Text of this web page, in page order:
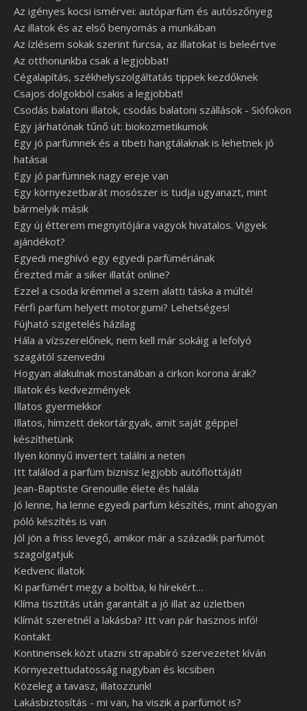
Az igényes kocsi ismérvei: autóparfüm és autószőnyeg
Az illatok és az első benyomás a munkában
Az ízlésem sokak szerint furcsa, az illatokat is beleértve
Az otthonunkba csak a legjobbat!
Cégalapítás, székhelyszolgáltatás tippek kezdőknek
Csajos dolgokból csakis a legjobbat!
Csodás balatoni illatok, csodás balatoni szállások - Siófokon
Egy járhatónak tűnő út: biokozmetikumok
Egy jó parfümnek és a tibeti hangtálaknak is lehetnek jó
hatásai
Egy jó parfümnek nagy ereje van
Egy környezetbarát mosószer is tudja ugyanazt, mint
bármelyik másik
Egy új étterem megnyitójára vagyok hivatalos. Vigyek
ajándékot?
Egyedi meghívó egy egyedi parfümériának
Érezted már a siker illatát online?
Ezzel a csoda krémmel a szem alatti táska a múlté!
Férfi parfüm helyett motorgumi? Lehetséges!
Fújható szigetelés házilag
Hála a vízszerelőnek, nem kell már sokáig a lefolyó
szagától szenvedni
Hogyan alakulnak mostanában a cirkon korona árak?
Illatok és kedvezmények
Illatos gyermekkor
Illatos, hímzett dekortárgyak, amit saját géppel
készíthetünk
Ilyen könnyű invertert találni a neten
Itt találod a parfüm biznisz legjobb autóflottáját!
Jean-Baptiste Grenouille élete és halála
Jó lenne, ha lenne egyedi parfüm készítés, mint ahogyan
póló készítés is van
Jól jön a friss levegő, amikor már a századik parfümöt
szagolgatjuk
Kedvenc illatok
Ki parfümért megy a boltba, ki hírekért…
Klíma tisztítás után garantált a jó illat az üzletben
Klímát szeretnél a lakásba? Itt van pár hasznos infó!
Kontakt
Kontinensek közt utazni strapabíró szervezetet kíván
Környezettudatosság nagyban és kicsiben
Közeleg a tavasz, illatozzunk!
Lakásbiztosítás - mi van, ha viszik a parfümöt is?